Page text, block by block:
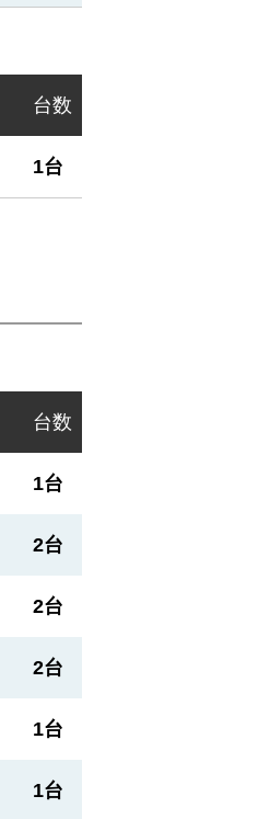
台数
1台
台数
1台
2台
2台
2台
1台
1台